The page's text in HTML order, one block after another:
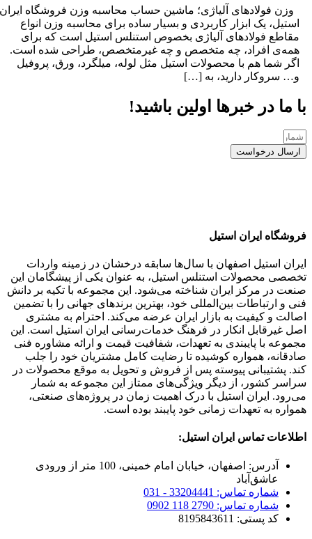
فولادهای آلیاژی؛ ماشین حساب محاسبه وزن فروشگاه ایران
یک ابزار کاربردی و بسیار ساده برای محاسبه وزن انواع
فولادهای آلیاژی بخصوص استنلس استیل است که برای
افراد، چه متخصص و چه غیرمتخصص، طراحی شده است.
شما هم با محصولات استیل مثل لوله، میلگرد، ورق، پروفیل
سروکار دارید، به […]
ما در خبرها اولین باشید!
درخواست
ایران استیل
استیل اصفهان با سال‌ها سابقه درخشان در زمینه واردات
محصولات استنلس استیل، به عنوان یکی از پیشگامان این
در مرکز ایران شناخته می‌شود. این مجموعه با تکیه بر دانش
و ارتباطات بین‌المللی خود، بهترین برندهای جهانی را با تضمین
و کیفیت به بازار ایران عرضه می‌کند. احترام به مشتری
غیرقابل انکار در فرهنگ خدمات‌رسانی ایران استیل است. این
با پایبندی به تعهدات، شفافیت قیمت و ارائه مشاوره فنی
همواره کوشیده تا رضایت کامل مشتریان خود را جلب
پشتیبانی پیوسته پس از فروش و تحویل به موقع محصولات در
کشور، از دیگر ویژگی‌های ممتاز این مجموعه به شمار
ایران استیل با درک اهمیت زمان در پروژه‌های صنعتی،
به تعهدات زمانی خود پایبند بوده است.
تماس ایران استیل:
آدرس: اصفهان، خیابان امام خمینی، 100 متر از ورودی
عاشق‌آباد
شماره تماس: 33204441 - 031
شماره تماس: 2790 118 0902
کد پستی: 8195843611